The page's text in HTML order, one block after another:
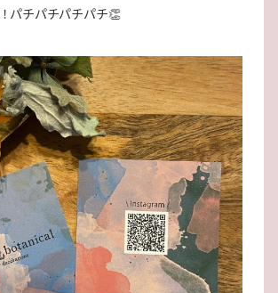
！パチパチパチパチ👏